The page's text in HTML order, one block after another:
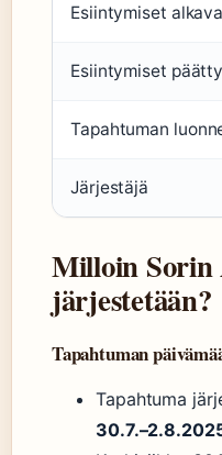
Esiintymiset
Esiintymiset
Tapahtuman
Järjestäjä
Milloin Sorin
järjestetään?
Tapahtuman
Tapahtuma